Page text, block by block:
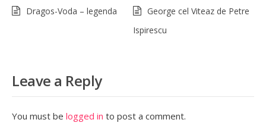
Dragos-Voda – legenda
George cel Viteaz de Petre
Ispirescu
Leave a Reply
You must be logged in to post a comment.